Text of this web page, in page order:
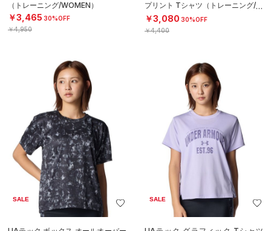
（トレーニング/WOMEN）
￥3,465 30%OFF
￥4,950
プリント Tシャツ（トレーニング/W
OMEN）
￥3,080 30%OFF
￥4,400
SALE SALE